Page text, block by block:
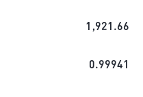
1,921.66
0.99941